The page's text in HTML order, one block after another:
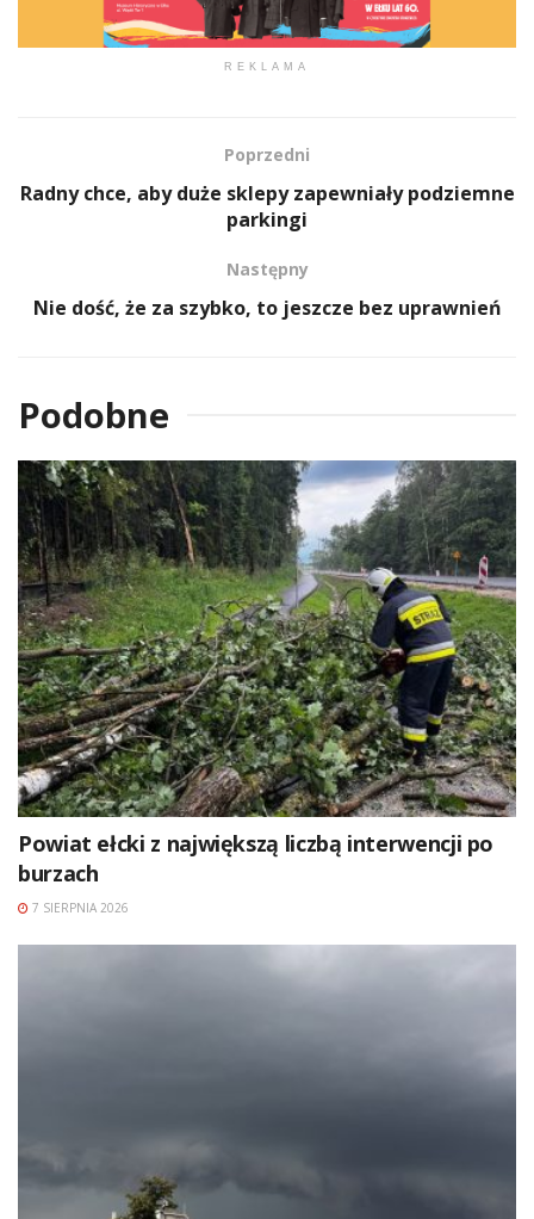
REKLAMA
Poprzedni
Radny chce, aby duże sklepy zapewniały podziemne
parkingi
Następny
Nie dość, że za szybko, to jeszcze bez uprawnień
Podobne
Powiat ełcki z największą liczbą interwencji po
burzach
7 SIERPNIA 2026